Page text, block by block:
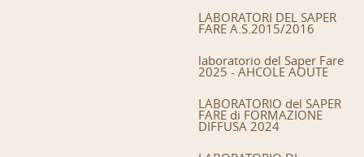
LABORATORI DEL SAPER
FARE A.S.2015/2016
laboratorio del Saper Fare
2025 - AHCOLE AOUTE
LABORATORIO del SAPER
FARE di FORMAZIONE
DIFFUSA 2024